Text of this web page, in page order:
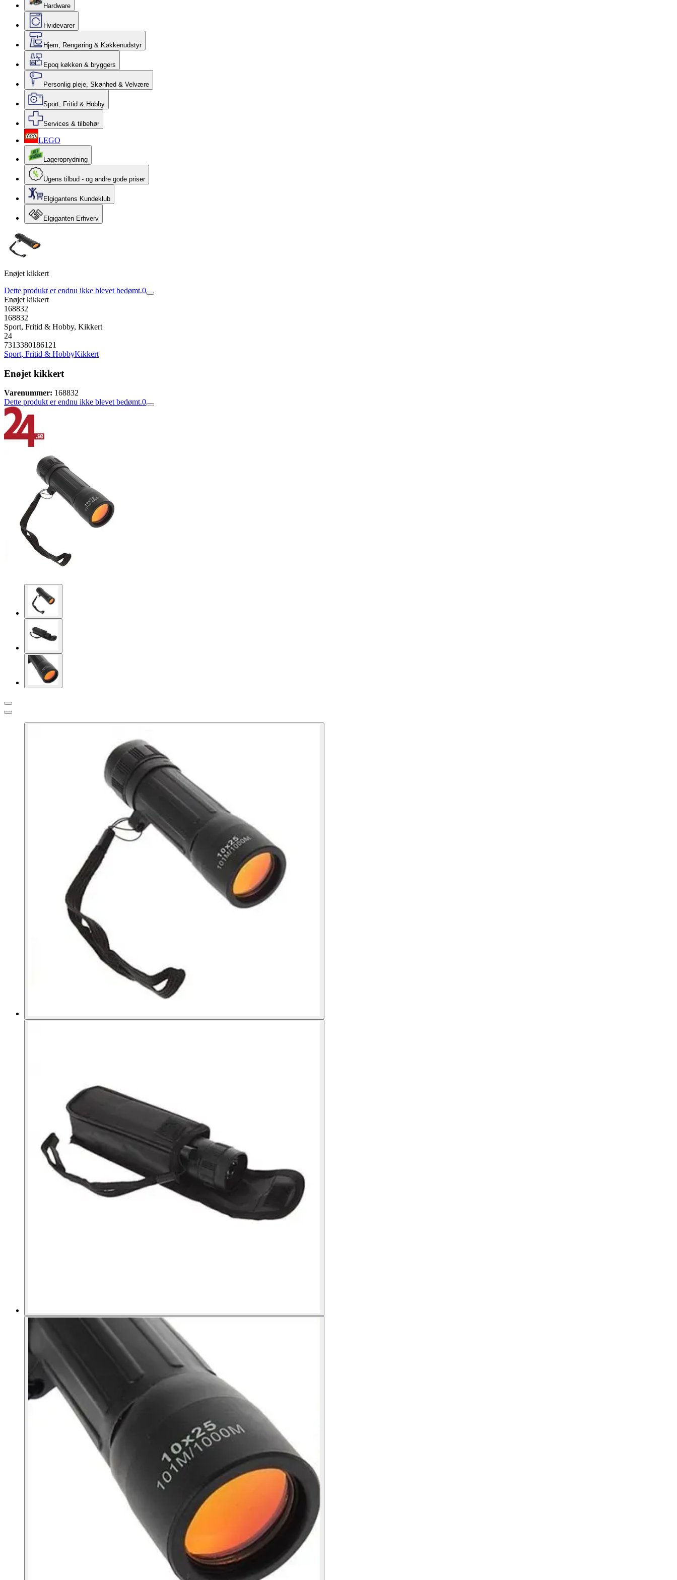
Hardware
Hvidevarer
Hjem, Rengøring & Køkkenudstyr
Epoq køkken & bryggers
Personlig pleje, Skønhed & Velvære
Sport, Fritid & Hobby
Services & tilbehør
LEGO
Lageroprydning
Ugens tilbud - og andre gode priser
Elgigantens Kundeklub
Elgiganten Erhverv
Enøjet kikkert
Dette produkt er endnu ikke blevet bedømt.0
Enøjet kikkert
168832
168832
Sport, Fritid & Hobby, Kikkert
24
7313380186121
Sport, Fritid & HobbyKikkert
Enøjet kikkert
Varenummer: 168832
Dette produkt er endnu ikke blevet bedømt.0